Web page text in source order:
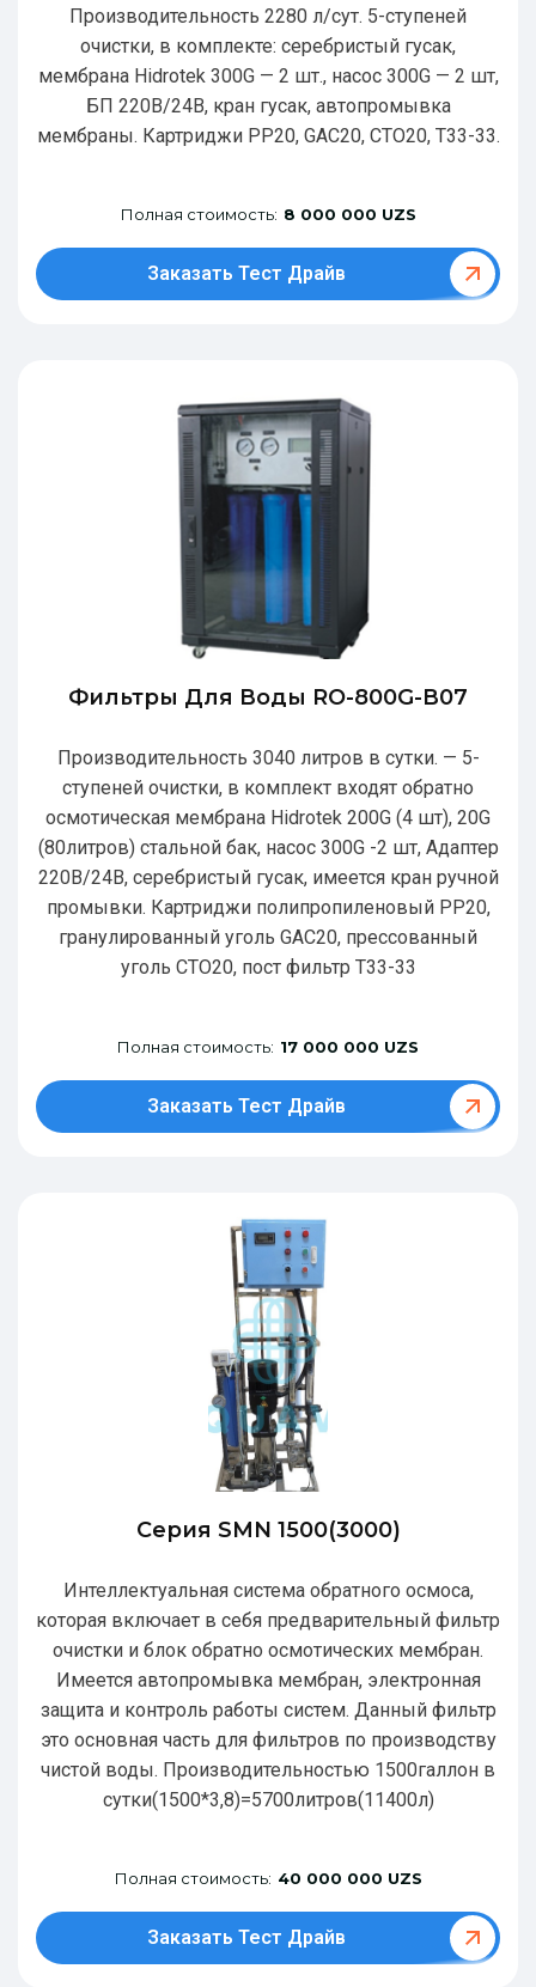
Производительность 2280 л/сут. 5-ступеней
очистки, в комплекте: серебристый гусак,
мембрана Hidrotek 300G — 2 шт., насос 300G — 2 шт,
БП 220В/24В, кран гусак, автопромывка
мембраны. Картриджи РР20, GAC20, CTO20, T33-33.
Полная стоимость: 8 000 000 UZS
Заказать Тест Драйв
Фильтры Для Воды RO-800G-В07
Производительность 3040 литров в сутки. — 5-
ступеней очистки, в комплект входят обратно
осмотическая мембрана Hidrotek 200G (4 шт), 20G
(80литров) стальной бак, насос 300G -2 шт, Адаптер
220В/24В, серебристый гусак, имеется кран ручной
промывки. Картриджи полипропиленовый РР20,
гранулированный уголь GAC20, прессованный
уголь CTO20, пост фильтр T33-33
Полная стоимость: 17 000 000 UZS
Заказать Тест Драйв
Серия SMN 1500(3000)
Интеллектуальная система обратного осмоса,
которая включает в себя предварительный фильтр
очистки и блок обратно осмотических мембран.
Имеется автопромывка мембран, электронная
защита и контроль работы систем. Данный фильтр
это основная часть для фильтров по производству
чистой воды. Производительностью 1500галлон в
сутки(1500*3,8)=5700литров(11400л)
Полная стоимость: 40 000 000 UZS
Заказать Тест Драйв